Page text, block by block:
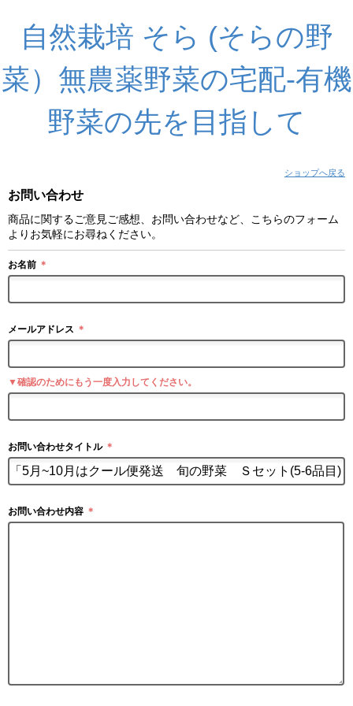
自然栽培 そら (そらの野
菜）無農薬野菜の宅配-有機
野菜の先を目指して
ショップへ戻る
お問い合わせ
商品に関するご意見ご感想、お問い合わせなど、こちらのフォーム
よりお気軽にお尋ねください。
お名前 ＊
メールアドレス ＊
▼確認のためにもう一度入力してください。
お問い合わせタイトル ＊
お問い合わせ内容 ＊